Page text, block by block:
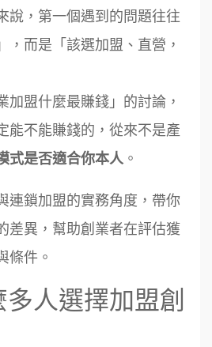
說，第一個遇到的問題往往
，而是「該選加盟、直營，
加盟什麼最賺錢」的討論，
能不能賺錢的，從來不是產
式是否適合你本人 。
連鎖加盟的實務角度，帶你
差異，幫助創業者在評估獲
條件。
人選擇加盟創